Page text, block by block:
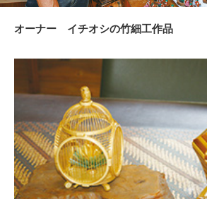
オーナー イチオシの竹細工作品